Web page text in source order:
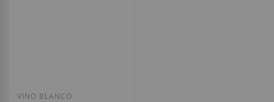
VINO BLANCO